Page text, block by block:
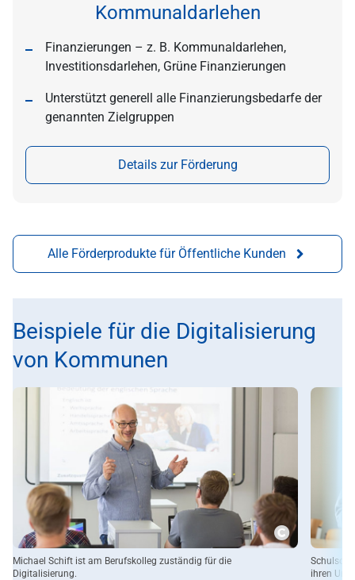
Kommunaldarlehen
Finanzierungen – z. B. Kommunaldarlehen,
Investitionsdarlehen, Grüne Finanzierungen
Unterstützt generell alle Finanzierungsbedarfe der
genannten Zielgruppen
Details zur Förderung
Alle Förderprodukte für Öffentliche Kunden
Beispiele für die Digitalisierung
von Kommunen
Copyright
Michael Schift ist am Berufskolleg zuständig für die
Digitalisierung.
ihren